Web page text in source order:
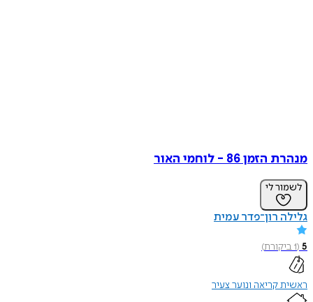
מנהרת הזמן 86 - לוחמי האור
לשמור לי
גלילה רון־פדר עמית
5
(
1ביקורת)
ראשית קריאה ונוער צעיר